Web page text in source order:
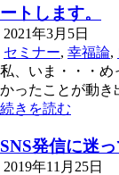
ートします。
2021年3月5日
セミナー, 幸福論,
私、いま・・・め
かったことが動き
続きを読む
SNS発信に迷
2019年11月25日